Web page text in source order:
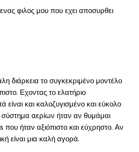
φιλος μου που εχει αποσυρθει
διάρκεια το συγκεκριμένο μοντέλο
Εχοντας το ελατήριο
είναι και καλοζυγισμένο και εύκολο
αερίων ήταν αν θυμάμαι
ήταν αξιόπιστο και εύχρηστο. Αν
είναι μια καλή αγορά.